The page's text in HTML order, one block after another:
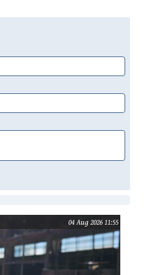
04 Aug 2026 11:55